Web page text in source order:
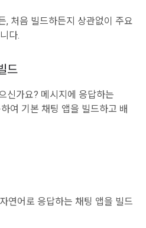
, 처음 빌드하든지 상관없이 주요
다.
드
신가요? 메시지에 응답하는
여 기본 채팅 앱을 빌드하고 배
연어로 응답하는 채팅 앱을 빌드